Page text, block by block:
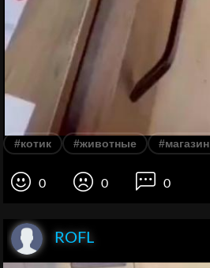
#котик #животные #магазин
0 0 0
ROFL